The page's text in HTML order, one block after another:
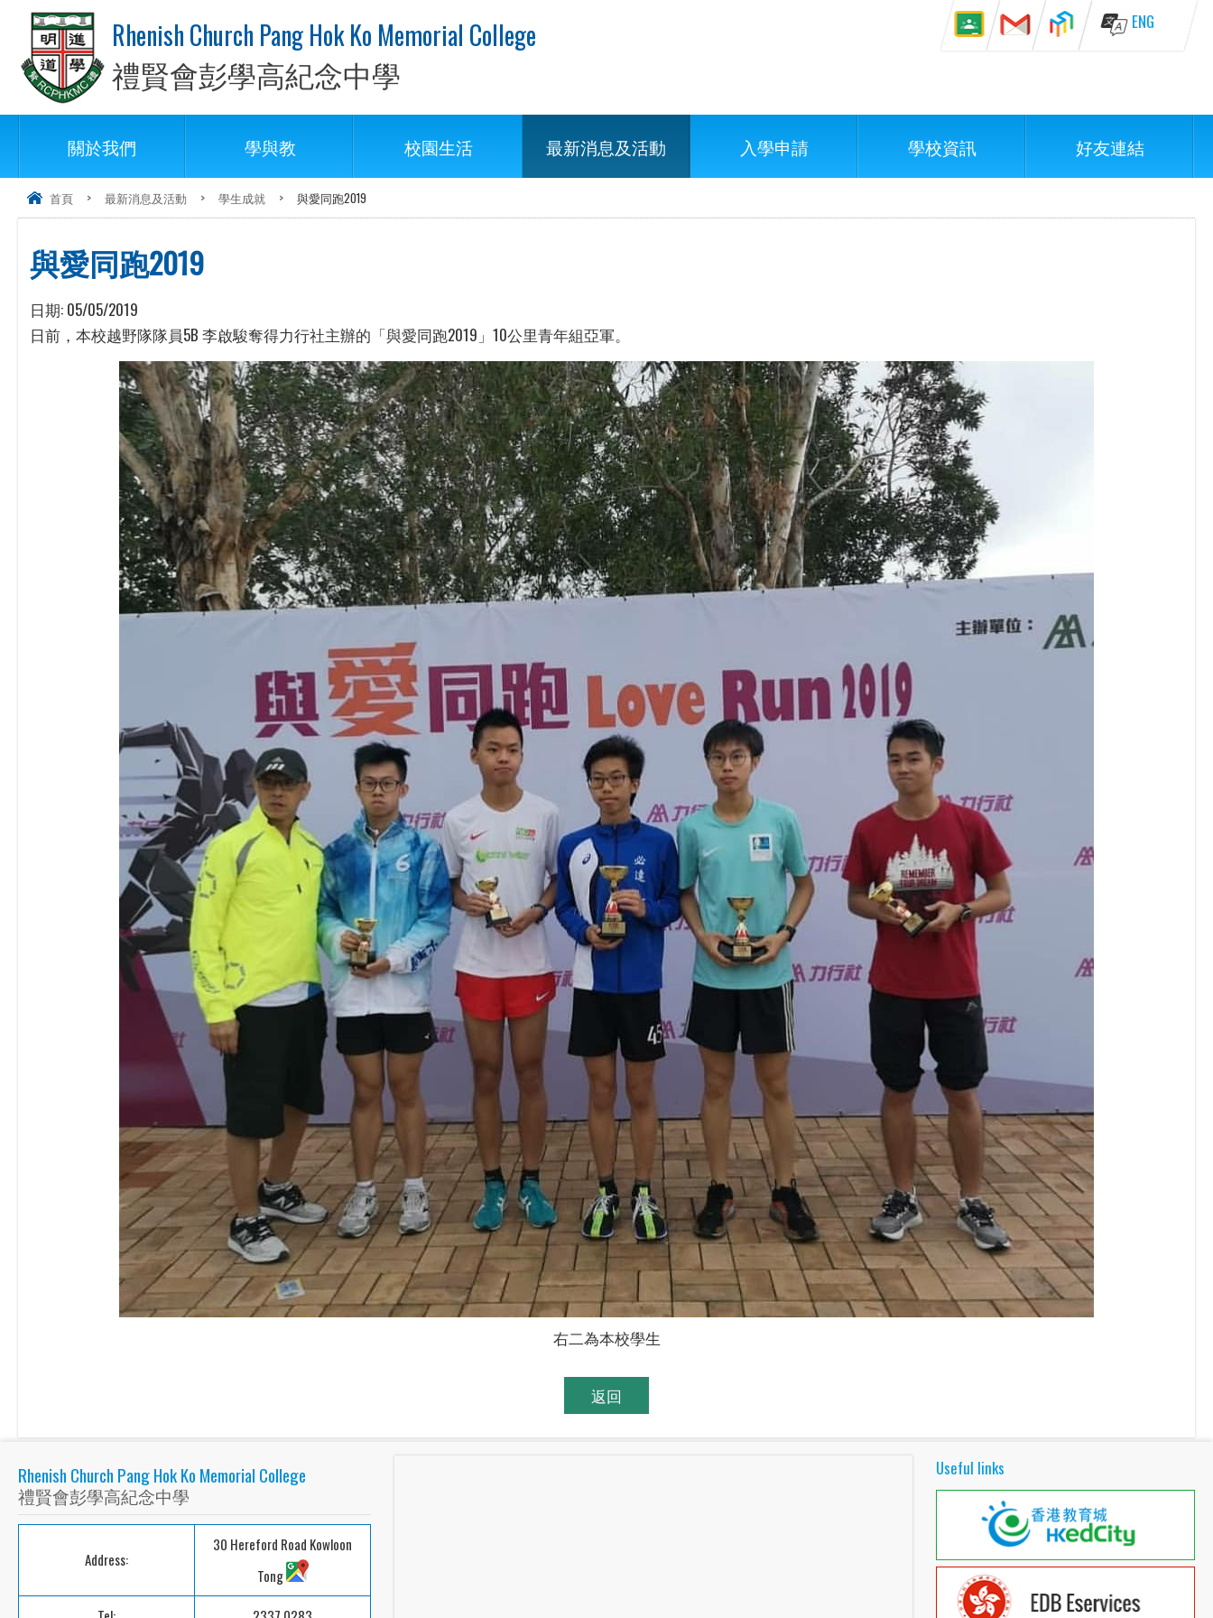
Rhenish Church Pang Hok Ko Memorial College
禮賢會彭學高紀念中學
ENG
關於我們 學與教 校園生活 最新消息及活動 入學申請 學校資訊 好友連結
首頁 > 最新消息及活動 > 學生成就 > 與愛同跑2019
與愛同跑2019
日期: 05/05/2019
日前，本校越野隊隊員5B 李啟駿奪得力行社主辦的「與愛同跑2019」10公里青年組亞軍。
右二為本校學生
返回
Rhenish Church Pang Hok Ko Memorial College
禮賢會彭學高紀念中學
Address:
30 Hereford Road Kowloon
Tong
Useful links